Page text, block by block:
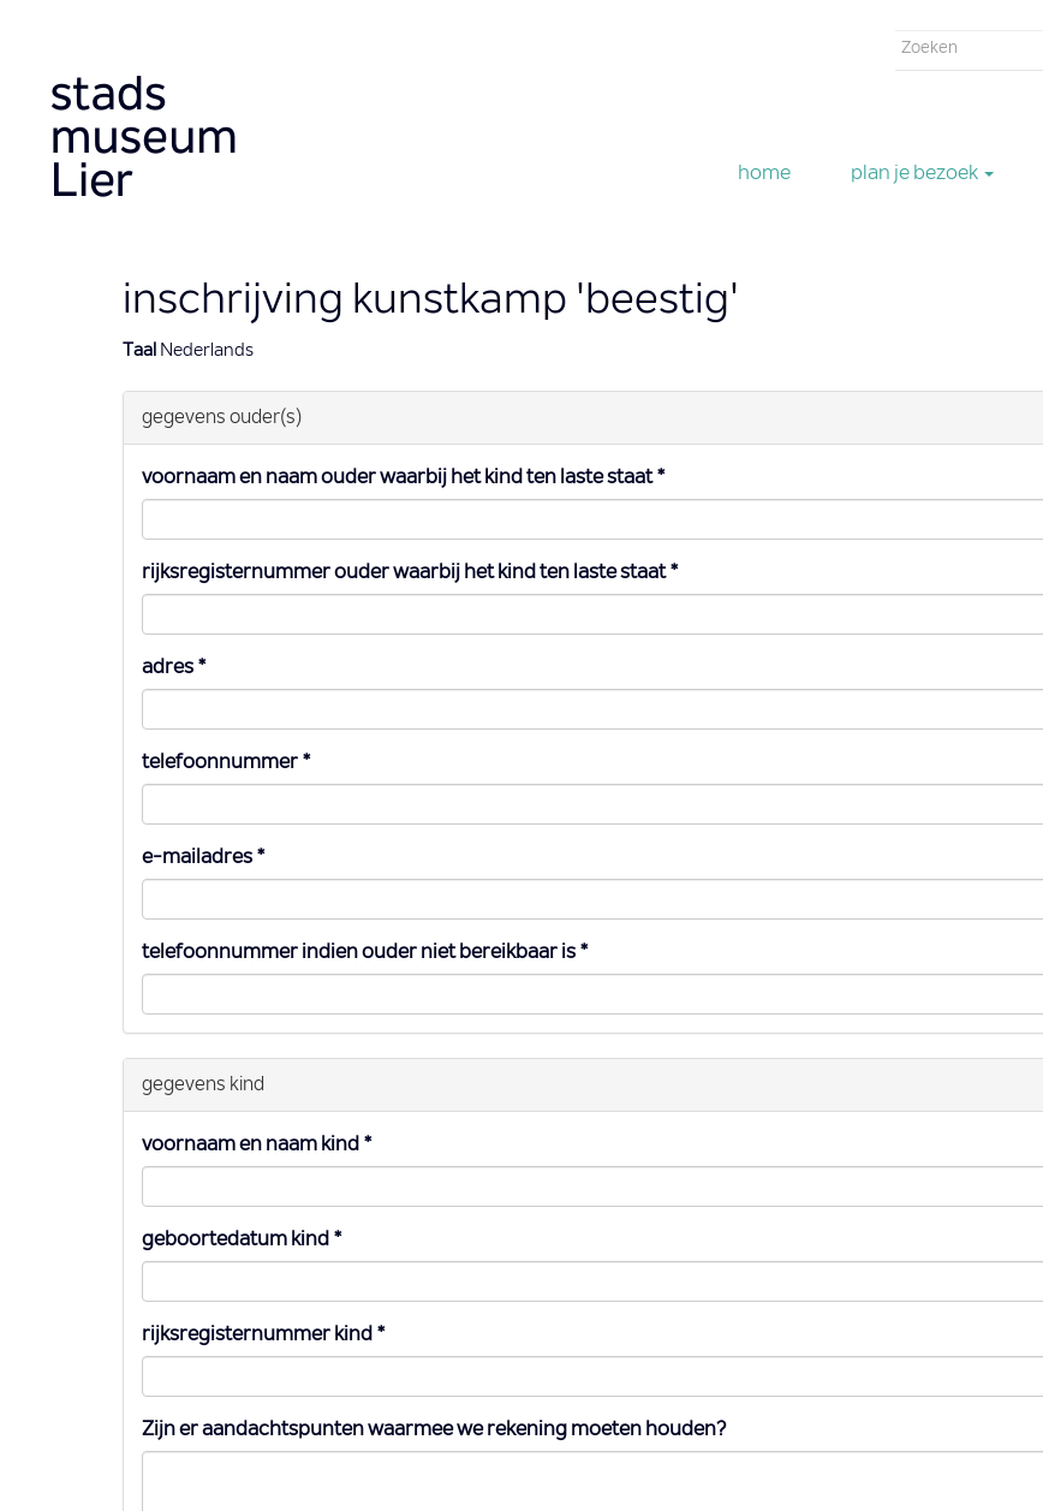
Zoekveld
home plan je bezoek
inschrijving kunstkamp 'beestig'
Taal Nederlands
gegevens ouder(s)
voornaam en naam ouder waarbij het kind ten laste staat*
rijksregisternummer ouder waarbij het kind ten laste staat*
adres *
telefoonnummer *
e-mailadres *
telefoonnummer indien ouder niet bereikbaar is *
gegevens kind
voornaam en naam kind *
geboortedatum kind *
rijksregisternummer kind *
Zijn er aandachtspunten waarmee we rekening moeten houden?